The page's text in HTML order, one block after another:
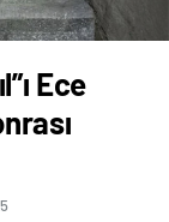
Ece